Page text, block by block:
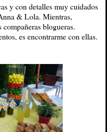
y con detalles muy cuidados
& Lola. Mientras,
compañeras blogueras.
es encontrarme con ellas.